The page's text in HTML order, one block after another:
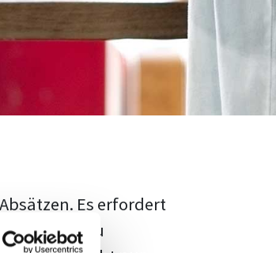
Es erfordert
adäquat zu